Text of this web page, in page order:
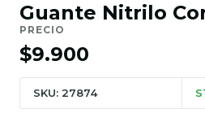
Guante Nitrilo
PRECIO
$9.900
SKU: 27874